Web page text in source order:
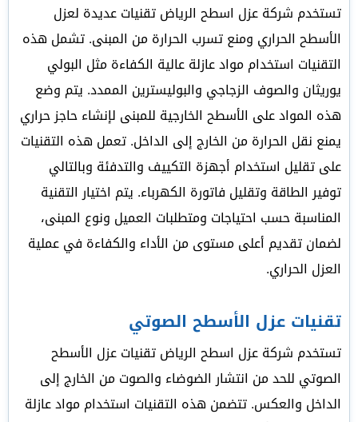
تستخدم شركة عزل اسطح الرياض تقنيات عديدة لعزل
الأسطح الحراري ومنع تسرب الحرارة من المبنى. تشمل هذه
التقنيات استخدام مواد عازلة عالية الكفاءة مثل البولي
يوريثان والصوف الزجاجي والبوليسترين الممدد. يتم وضع
هذه المواد على الأسطح الخارجية للمبنى لإنشاء حاجز حراري
يمنع نقل الحرارة من الخارج إلى الداخل. تعمل هذه التقنيات
على تقليل استخدام أجهزة التكييف والتدفئة وبالتالي
توفير الطاقة وتقليل فاتورة الكهرباء. يتم اختيار التقنية
المناسبة حسب احتياجات ومتطلبات العميل ونوع المبنى،
لضمان تقديم أعلى مستوى من الأداء والكفاءة في عملية
العزل الحراري.
تقنيات عزل الأسطح الصوتي
تستخدم شركة عزل اسطح الرياض تقنيات عزل الأسطح
الصوتي للحد من انتشار الضوضاء والصوت من الخارج إلى
الداخل والعكس. تتضمن هذه التقنيات استخدام مواد عازلة